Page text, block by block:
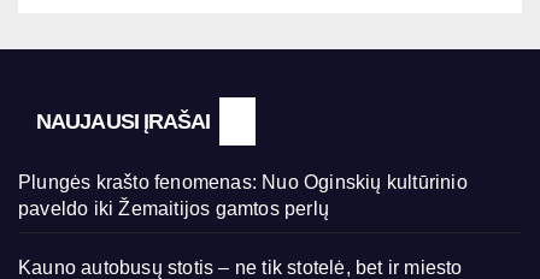
NAUJAUSI ĮRAŠAI
Plungės krašto fenomenas: Nuo Oginskių kultūrinio
paveldo iki Žemaitijos gamtos perlų
Kauno autobusų stotis – ne tik stotelė, bet ir miesto